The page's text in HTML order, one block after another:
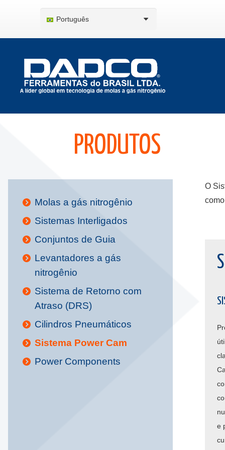
Português
PRODUTOS
Molas a gás nitrogênio
Sistemas Interligados
Conjuntos de Guia
Levantadores a gás
nitrogênio
Sistema de Retorno com
Atraso (DRS)
Cilindros Pneumáticos
Sistema Power Cam
Power Components
O
e